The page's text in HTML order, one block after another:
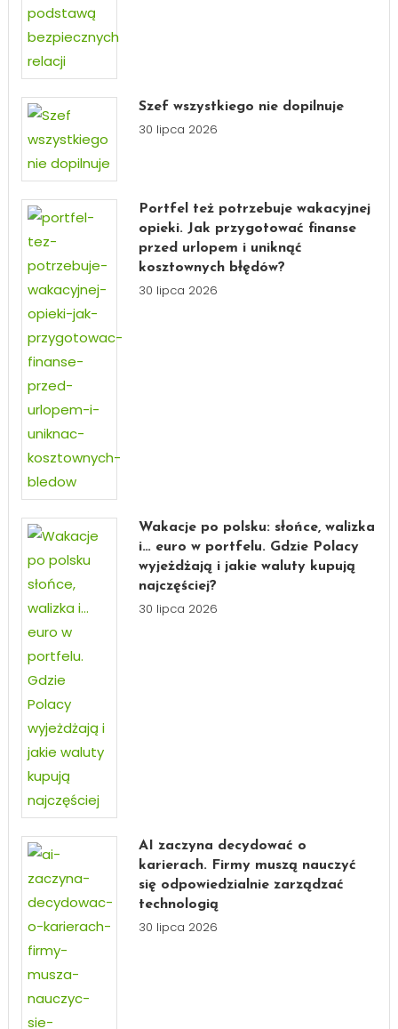
Szef wszystkiego nie dopilnuje
30 lipca 2026
Portfel też potrzebuje wakacyjnej
opieki. Jak przygotować finanse
przed urlopem i uniknąć
kosztownych błędów?
30 lipca 2026
Wakacje po polsku: słońce, walizka
i… euro w portfelu. Gdzie Polacy
wyjeżdżają i jakie waluty kupują
najczęściej?
30 lipca 2026
AI zaczyna decydować o
karierach. Firmy muszą nauczyć
się odpowiedzialnie zarządzać
technologią
30 lipca 2026